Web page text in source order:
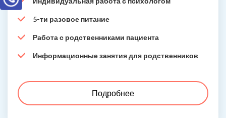
5-ти разовое питание
Работа с родственниками пациента
Информационные занятия для родственников
Подробнее